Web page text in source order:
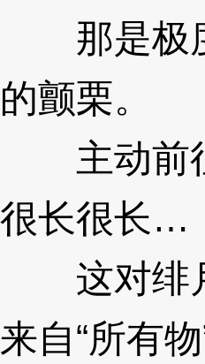
那是极度
的颤栗。
主动前
很长很长…
这对绯月
来自“所有